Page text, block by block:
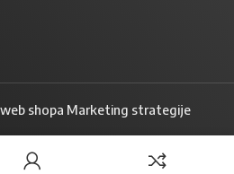
shopa Marketing strategije